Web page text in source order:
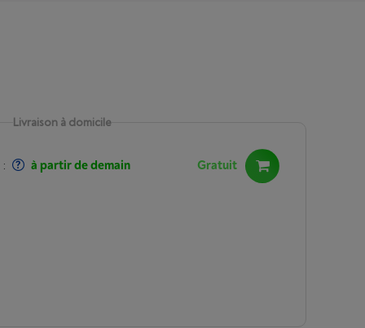
Livraison à domicile
: à partir de demain Gratuit